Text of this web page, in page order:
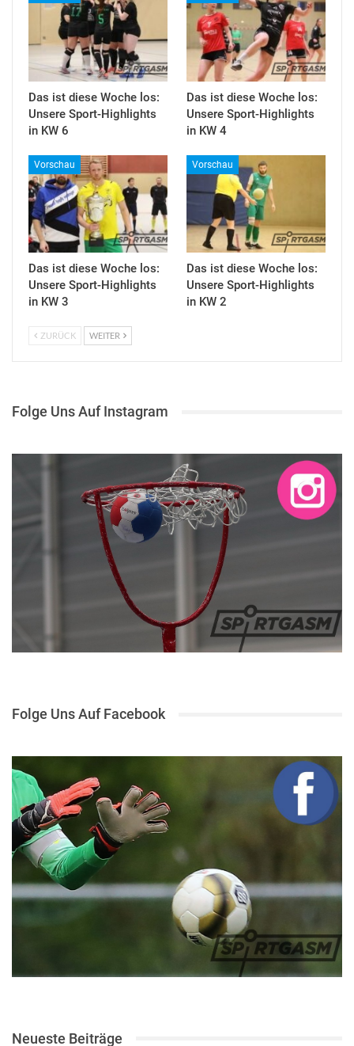
Das ist diese Woche los:
Unsere Sport-Highlights
in KW 6
Das ist diese Woche los:
Unsere Sport-Highlights
in KW 4
Vorschau
Das ist diese Woche los:
Unsere Sport-Highlights
in KW 3
Vorschau
Das ist diese Woche los:
Unsere Sport-Highlights
in KW 2
ZURÜCK WEITER
Folge Uns Auf Instagram
Folge Uns Auf Facebook
Neueste Beiträge